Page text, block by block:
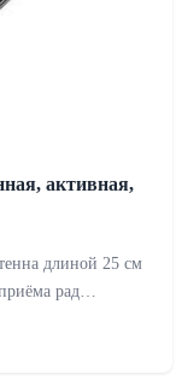
активная,
длиной 25 см
рад…